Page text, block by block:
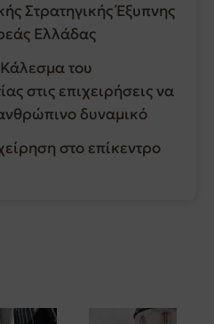
Στρατηγικής Έξυπνης
Ελλάδας
του
στις επιχειρήσεις να
δυναμικό
στο επίκεντρο